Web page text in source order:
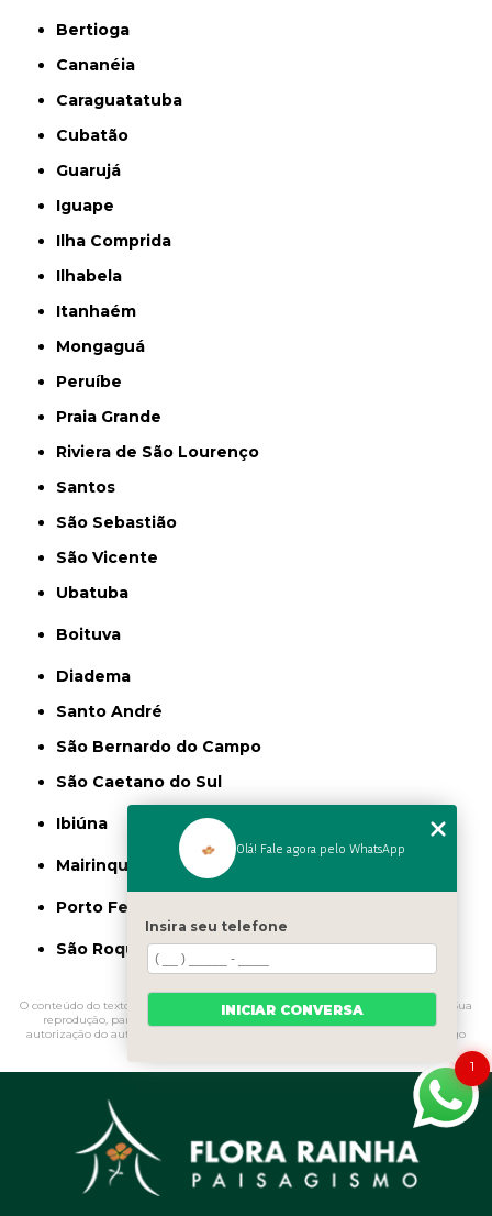
Bertioga
Cananéia
Caraguatatuba
Cubatão
Guarujá
Iguape
Ilha Comprida
Ilhabela
Itanhaém
Mongaguá
Peruíbe
Praia Grande
Riviera de São Lourenço
Santos
São Sebastião
São Vicente
Ubatuba
Boituva
Diadema
Santo André
São Bernardo do Campo
São Caetano do Sul
Ibiúna
Mairinque
Porto Feliz
São Roque
O conteúdo do texto " Fertilizante para Jardinagem" é de direito reservado. Sua
reprodução, parcial ou total, mesmo citando nossos links, é proibida sem a
autorização do autor. Crime de violação de direito autoral – artigo 184 do Código
1
Olá! Fale agora pelo WhatsApp
Insira seu telefone
INICIAR CONVERSA